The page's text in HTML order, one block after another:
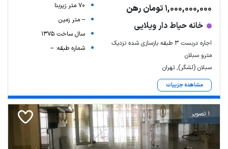
1,000,000,000 تومان رهن
خانه حیاط دار ویلایی
اجاره دربست ۳ طبقه بازسازی شده نزدیک
مترو سبلان
سبلان (لشگر), تهران
مشاهده جزییات
70 متر زیربنا
-- متر زمین
سال ساخت 1375
شماره طبقه: --
1 تصویر